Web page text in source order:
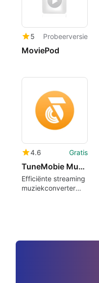
5 Probeerversie
MoviePod
4.6 Gratis
TuneMobie Music One
Efficiënte streaming
muziekconverter